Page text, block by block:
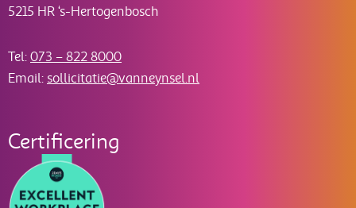
5215 HR ‘s-Hertogenbosch
Tel:073 – 822 8000
Email: sollicitatie@vanneynsel.nl
Certificering